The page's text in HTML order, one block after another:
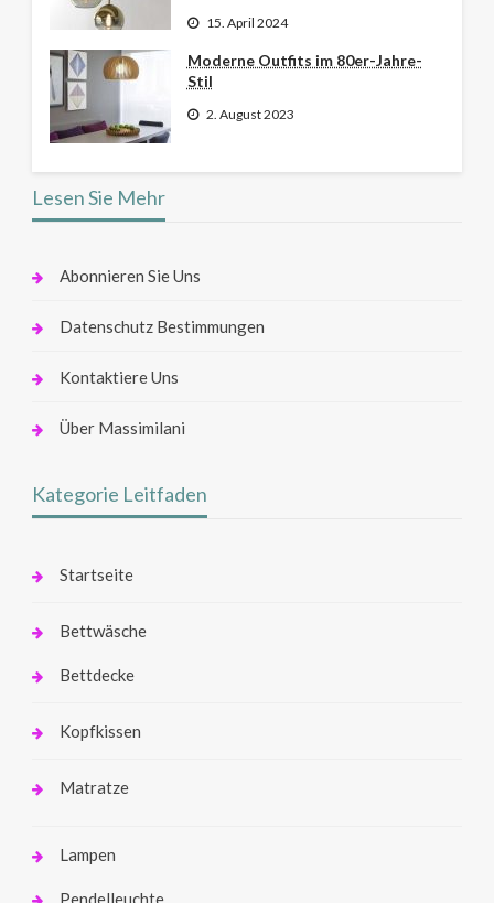
15. April 2024
Moderne Outfits im 80er-Jahre-
Stil
2. August 2023
Lesen Sie Mehr
Abonnieren Sie Uns
Datenschutz Bestimmungen
Kontaktiere Uns
Über Massimilani
Kategorie Leitfaden
Startseite
Bettwäsche
Bettdecke
Kopfkissen
Matratze
Lampen
Pendelleuchte